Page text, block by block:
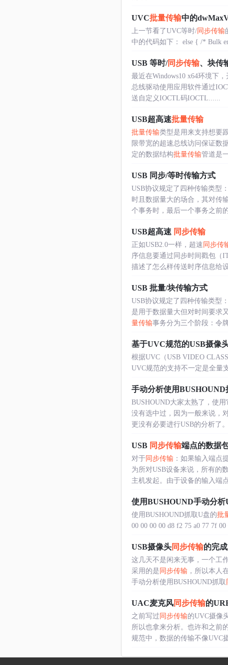
UVC批量传输中的
上一节看了UVC等时/同步传输
中的代码如下： else { /* Bulk
USB 等时/同步传输、块传
最近在Windows10 x64环境下
总线驱动使用应用软件通过
送自定义IOCTL码IOCTL......
USB超高速批量传输
批量传输类型是用来支持想要
限带宽的超速总线访问保证数
定的数据结构批量传输管道是
USB 同步/等时传输方式
USB协议规定了四种传输类型
时且数据量大的场合，其对传
个事务时，最后一个事务之前
USB超高速 同步传输
正如USB2.0一样，超速 同步传
序信息要通过同步时间戳包（
描述了怎么样传送时序信息给
USB 批量/块传输方式
USB协议规定了四种传输类型
是用于数据量大但对时间要求
量传输事务分为三个阶段：令
基于UVC规范的USB摄像
根据UVC（USB VIDEO
UVC规范的支持不一定是全量
手动分析使用BUSHOUND
BUSHOUND大家太熟了，使
没有选中过，因为一般来说，
更没有必要进行USB的分析了
USB 同步传输端点的数据
对于同步传输：如果输入端点
为所对USB设备来说，所有的
主机发起。由于设备的输入端
使用BUSHOUND手动分析
使用BUSHOUND抓取U盘的批
00 00 00 00 d8 f2 75 a0 77 7f
USB摄像头同步传输的完
这几天不是闲来无事，一个工
采用的是 同步传输，所以本人
手动分析使用BUSHOUND抓取
UAC麦克风同步传输的
之前写过 同步传输的UVC摄像
所以也拿来分析。也许和之前
规范中，数据的传输不像UVC